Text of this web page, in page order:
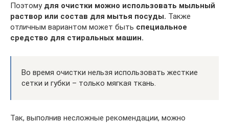
Поэтому для очистки можно использовать мыльный
раствор или состав для мытья посуды. Также
отличным вариантом может быть специальное
средство для стиральных машин.
Во время очистки нельзя использовать жесткие
сетки и губки – только мягкая ткань.
Так, выполнив несложные рекомендации, можно